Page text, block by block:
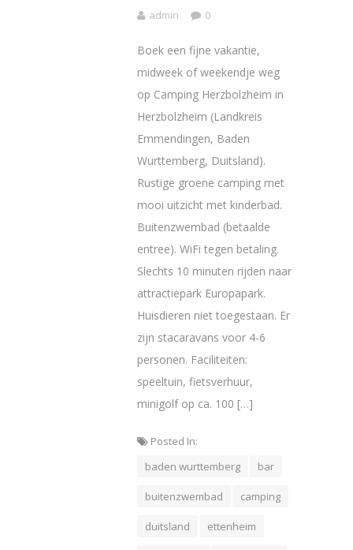
admin 0
Boek een fijne vakantie,
midweek of weekendje weg
op Camping Herzbolzheim in
Herzbolzheim (Landkreis
Emmendingen, Baden
Wurttemberg, Duitsland).
Rustige groene camping met
mooi uitzicht met kinderbad.
Buitenzwembad (betaalde
entree). WiFi tegen betaling.
Slechts 10 minuten rijden naar
attractiepark Europapark.
Huisdieren niet toegestaan. Er
zijn stacaravans voor 4-6
personen. Faciliteiten:
speeltuin, fietsverhuur,
minigolf op ca. 100 […]
Posted In:
baden wurttemberg
bar
buitenzwembad camping
duitsland ettenheim